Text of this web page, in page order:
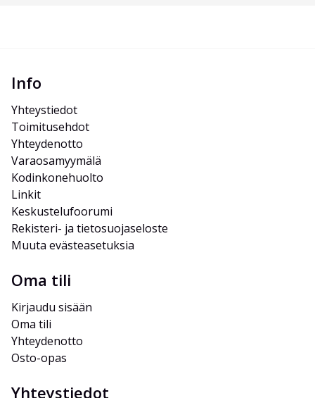
Info
Yhteystiedot
Toimitusehdot
Yhteydenotto
Varaosamyymälä
Kodinkonehuolto
Linkit
Keskustelufoorumi
Rekisteri- ja tietosuojaseloste
Muuta evästeasetuksia
Oma tili
Kirjaudu sisään
Oma tili
Yhteydenotto
Osto-opas
Yhteystiedot